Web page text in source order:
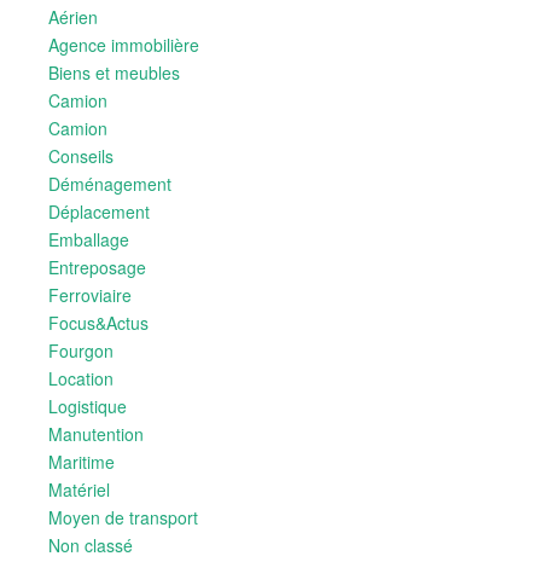
Aérien
Agence immobilière
Biens et meubles
Camion
Camion
Conseils
Déménagement
Déplacement
Emballage
Entreposage
Ferroviaire
Focus&Actus
Fourgon
Location
Logistique
Manutention
Maritime
Matériel
Moyen de transport
Non classé